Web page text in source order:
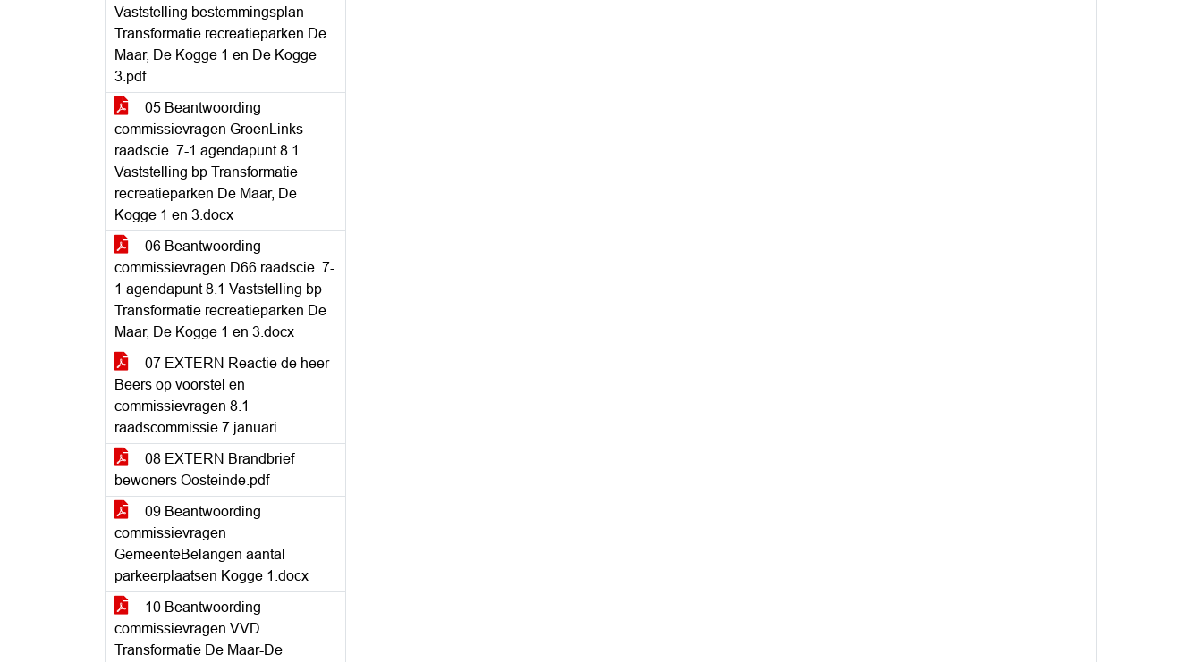
Vaststelling bestemmingsplan
Transformatie recreatieparken De
Maar, De Kogge 1 en De Kogge
3.pdf
05 Beantwoording
commissievragen GroenLinks
raadscie. 7-1 agendapunt 8.1
Vaststelling bp Transformatie
recreatieparken De Maar, De
Kogge 1 en 3.docx
06 Beantwoording
commissievragen D66 raadscie. 7-
1 agendapunt 8.1 Vaststelling bp
Transformatie recreatieparken De
Maar, De Kogge 1 en 3.docx
07 EXTERN Reactie de heer
Beers op voorstel en
commissievragen 8.1
raadscommissie 7 januari
08 EXTERN Brandbrief
bewoners Oosteinde.pdf
09 Beantwoording
commissievragen
GemeenteBelangen aantal
parkeerplaatsen Kogge 1.docx
10 Beantwoording
commissievragen VVD
Transformatie De Maar-De